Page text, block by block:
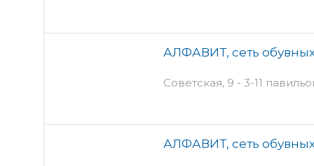
АЛФАВИТ, сеть
Советская, 9 - 3-11
АЛФАВИТ, сеть